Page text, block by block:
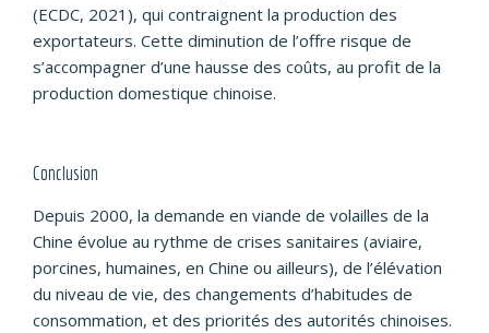
(ECDC, 2021), qui contraignent la production des
exportateurs. Cette diminution de l’offre risque de
s’accompagner d’une hausse des coûts, au profit de la
production domestique chinoise.
Conclusion
Depuis 2000, la demande en viande de volailles de la
Chine évolue au rythme de crises sanitaires (aviaire,
porcines, humaines, en Chine ou ailleurs), de l’élévation
du niveau de vie, des changements d’habitudes de
consommation, et des priorités des autorités chinoises.